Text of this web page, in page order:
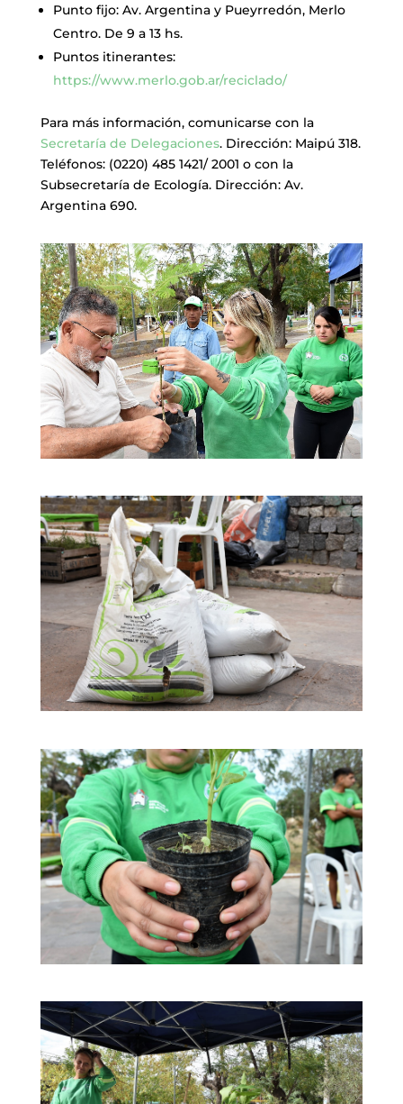
Punto fijo: Av. Argentina y Pueyrredón, Merlo
Centro. De 9 a 13 hs.
Puntos itinerantes:
https://www.merlo.gob.ar/reciclado/
Para más información, comunicarse con la
Secretaría de Delegaciones. Dirección: Maipú 318.
Teléfonos: (0220) 485 1421/ 2001 o con la
Subsecretaría de Ecología. Dirección: Av.
Argentina 690.